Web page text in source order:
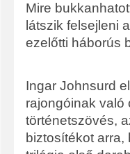
Mire
látszik felsejleni
ezelőtti háborús
Ingar Johnsurd
rajongóinak való
történetszövés,
biztosítékot